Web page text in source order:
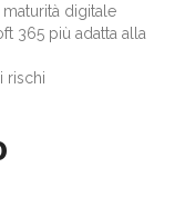
digitale
365 più adatta alla
rischi